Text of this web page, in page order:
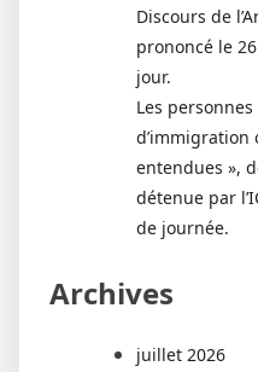
Discours de
prononcé le
jour.
Les
d’immigration
entendues »,
détenue par
de journée.
Archives
juillet 2026